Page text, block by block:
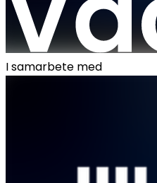
I samarbete med